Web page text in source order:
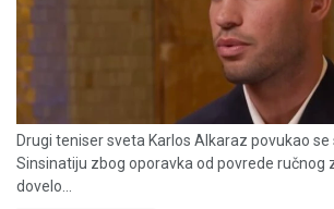
Drugi teniser sveta Karlos Alkaraz povukao se
Sinsinatiju zbog oporavka od povrede ručnog
dovelo...